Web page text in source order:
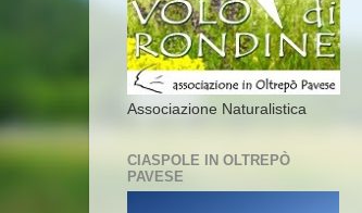
Associazione Naturalistica
CIASPOLE IN OLTREPÒ
PAVESE